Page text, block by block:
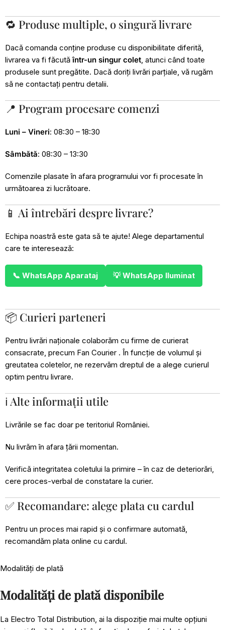
🔁 Produse multiple, o singură livrare
Dacă comanda conține produse cu disponibilitate diferită,
livrarea va fi făcutăîntr-un singur colet, atunci când toate
produsele sunt pregătite. Dacă doriți livrări parțiale, vă rugăm
să ne contactați pentru detalii.
📍 Program procesare comenzi
Luni – Vineri: 08:30 – 18:30
Sâmbătă: 08:30 – 13:30
Comenzile plasate în afara programului vor fi procesate în
următoarea zi lucrătoare.
📱 Ai întrebări despre livrare?
Echipa noastră este gata să te ajute! Alege departamentul
care te interesează:
📞 WhatsApp Aparataj 💡 WhatsApp Iluminat
📦 Curieri parteneri
Pentru livrări naționale colaborăm cu firme de curierat
consacrate, precum Fan Courier . În funcție de volumul și
greutatea coletelor, ne rezervăm dreptul de a alege curierul
optim pentru livrare.
ℹ️ Alte informații utile
Livrările se fac doar pe teritoriul României.
Nu livrăm în afara țării momentan.
Verifică integritatea coletului la primire – în caz de deteriorări,
cere proces-verbal de constatare la curier.
✅ Recomandare: alege plata cu cardul
Pentru un proces mai rapid și o confirmare automată,
recomandăm plata online cu cardul.
Modalități de plată
Modalități de plată disponibile
La Electro Total Distribution, ai la dispoziție mai multe opțiuni